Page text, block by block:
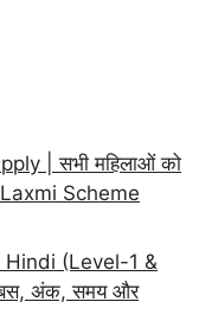
| सभी महिलाओं को
Scheme
Hindi (Level-1 &
अंक, समय और